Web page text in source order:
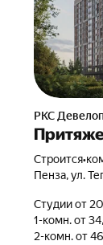
РКС
Строится•
Пенза, ул.
Студии от
1-комн. от
2-комн. от